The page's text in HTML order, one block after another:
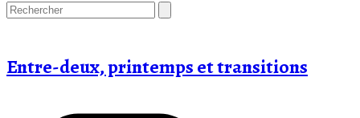
Open
mobile
Close
mobile
Panier
Search
Entre-deux, printemps et transitions